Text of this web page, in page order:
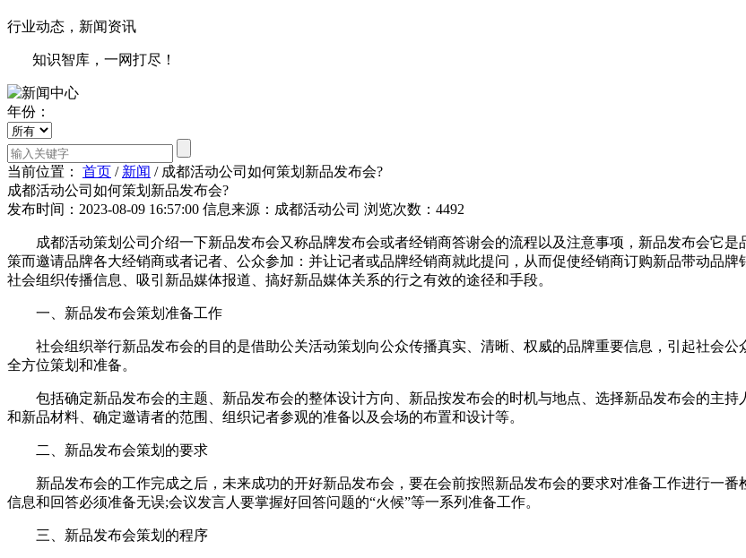
行业动态，新闻资讯
知识智库，一网打尽！
年份：
当前位置： 首页 / 新闻 / 成都活动公司如何策划新品发布会?
成都活动公司如何策划新品发布会?
发布时间：2023-08-09 16:57:00 信息来源：成都活动公司 浏览次数：4492
成都活动策划公司介绍一下新品发布会又称品牌发布会或者经销商答谢会的流程以及注意事项，新品发布会它是
策而邀请品牌各大经销商或者记者、公众参加：并让记者或品牌经销商就此提问，从而促使经销商订购新品带动品
社会组织传播信息、吸引新品媒体报道、搞好新品媒体关系的行之有效的途径和手段。
一、新品发布会策划准备工作
社会组织举行新品发布会的目的是借助公关活动策划向公众传播真实、清晰、权威的品牌重要信息，引起社会公
全方位策划和准备。
包括确定新品发布会的主题、新品发布会的整体设计方向、新品按发布会的时机与地点、选择新品发布会的主持
和新品材料、确定邀请者的范围、组织记者参观的准备以及会场的布置和设计等。
二、新品发布会策划的要求
新品发布会的工作完成之后，未来成功的开好新品发布会，要在会前按照新品发布会的要求对准备工作进行一番
信息和回答必须准备无误;会议发言人要掌握好回答问题的“火候”等一系列准备工作。
三、新品发布会策划的程序